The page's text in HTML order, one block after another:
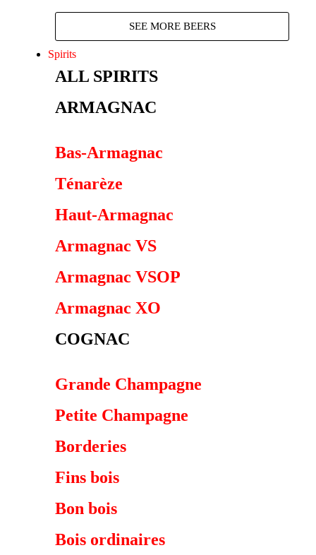
SEE MORE BEERS
Spirits
ALL SPIRITS
ARMAGNAC
Bas-Armagnac
Ténarèze
Haut-Armagnac
Armagnac VS
Armagnac VSOP
Armagnac XO
COGNAC
Grande Champagne
Petite Champagne
Borderies
Fins bois
Bon bois
Bois ordinaires